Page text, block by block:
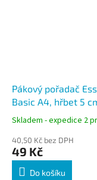
Pákový pořadač
Basic A4, hřbet 5
mramor
Skladem - expedice 2
40,50 Kč bez DPH
49 Kč
Do košíku